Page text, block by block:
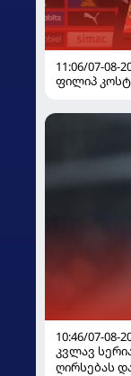
11:06/07-08-
ფილიპ
10:46/07-08-
კვლავ
ღირსებას